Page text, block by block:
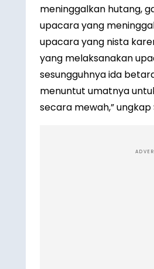
meninggalkan hutang,
upacara yang
upacara yang nista
yang melaksanakan
sesungguhnya ida
menuntut umatnya
secara mewah,” ungkap